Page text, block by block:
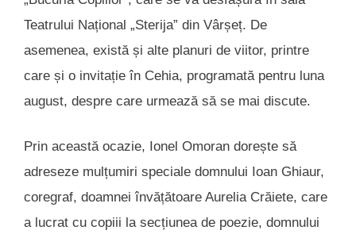
Teatrului Național „Sterija” din Vârșeț. De
asemenea, există și alte planuri de viitor, printre
care și o invitație în Cehia, programată pentru luna
august, despre care urmează să se mai discute.
Prin această ocazie, Ionel Omoran dorește să
adreseze mulțumiri speciale domnului Ioan Ghiaur,
coregraf, doamnei învățătoare Aurelia Crăiete, care
a lucrat cu copiii la secțiunea de poezie, domnului